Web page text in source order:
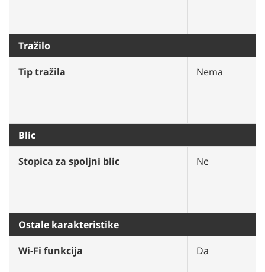
Tražilo
Tip tražila
Nema
Blic
Stopica za spoljni blic
Ne
Ostale karakteristike
Wi-Fi funkcija
Da